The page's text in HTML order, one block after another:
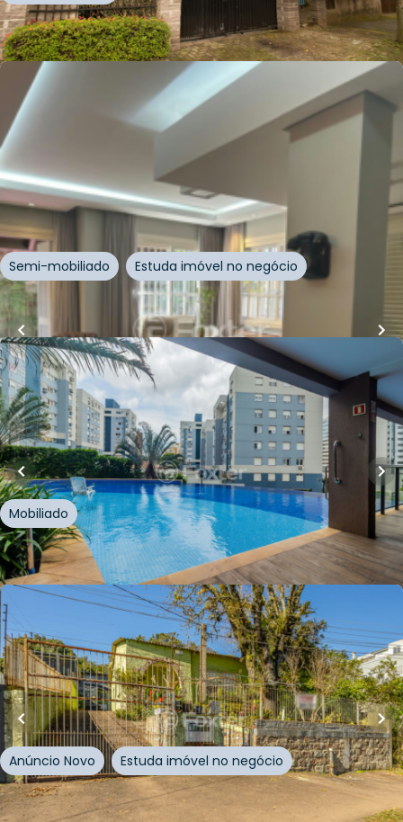
Whatsapp
Cód.727311
R$2.300.000,00
R$1.950.000,00
banheiros
Casa em Condomínio • Principado de Firenze
Rua São Leopoldo,Vila Jardim,Porto Alegre
Semi-mobiliado Estuda imóvel no negócio
Cód.999319
R$2.280.000,00
136m² 3 quartos•4 banheiros 3vagas
Apartamento • Polo Iguatemi
Rua Cananéia,Vila Jardim,Porto Alegre
Mobiliado
Whatsapp
Cód. 1016372
251m²•5quartos•2banheiros•4vagas
Casa
Avenida Saturnino de Brito,Vila Jardim,Porto Alegre
Anúncio Novo Estuda imóvel no negócio
Whatsapp
Cód. 1014366